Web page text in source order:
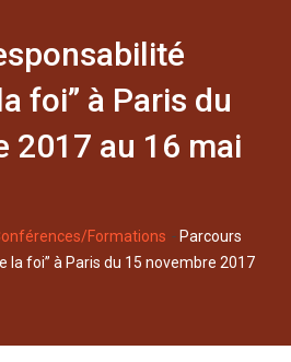
foi” à Paris du
2017 au 16 mai
Formations - Parcours
la foi” à Paris du 15 novembre 2017